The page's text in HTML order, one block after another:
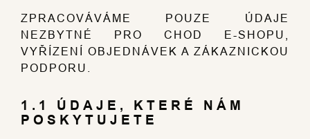
ZPRACOVÁVÁME POUZE ÚDAJE
NEZBYTNÉ PRO CHOD E-SHOPU,
VYŘÍZENÍ OBJEDNÁVEK A ZÁKAZNICKOU
PODPORU.
1.1 ÚDAJE, KTERÉ NÁM
POSKYTUJETE